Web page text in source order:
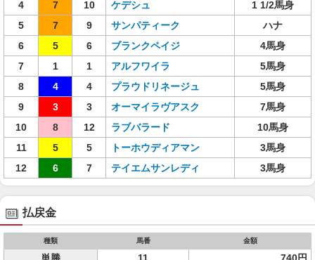
4
7 10 ケデシュ
1 1/2馬身
5
7 9 サンパティーク
ハナ
6
5 6 ブランクペイジ
4馬身
7
1 1 アルフワイラ
5馬身
8
4 4 プラウドリネージュ
5馬身
9
3 3 オーマイラヴアスク
7馬身
10
8 12 ラブバラード
10馬身
11
5 5 トーホウディアマン
3馬身
12
6 7 テイエムサンレディ 3馬身
払戻金
種類 馬番 金額